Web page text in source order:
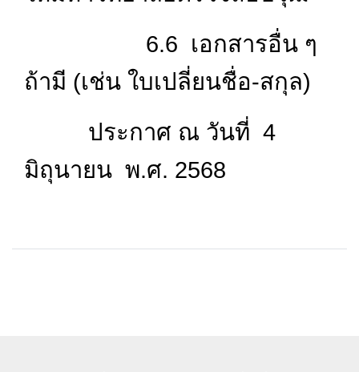
6.6 เอกสารอื่น ๆ
ถ้ามี (เช่น ใบเปลี่ยนชื่อ-สกุล)
ประกาศ ณ วันที่ 4
มิถุนายน พ.ศ. 2568